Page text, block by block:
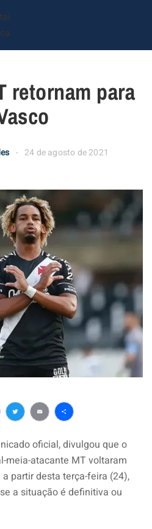
retornam para
24 de agosto de 2021
Twitter
EmailShare
oficial, divulgou que o
meia-atacante MT voltaram
partir desta terça-feira (24),
a situação é definitiva ou